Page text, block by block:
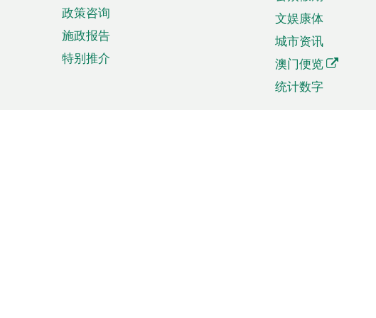
政策咨询
施政报告
特别推介
文娱康体
城市资讯
澳门便览
统计数字